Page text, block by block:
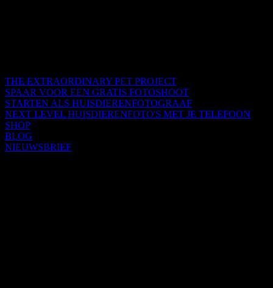
THE EXTRAORDINARY PET PROJECT
SPAAR VOOR EEN GRATIS FOTOSHOOT
STARTEN ALS HUISDIERENFOTOGRAAF
NEXT LEVEL HUISDIERENFOTO'S MET JE TELEFOON
SHOP
BLOG
NIEUWSBRIEF